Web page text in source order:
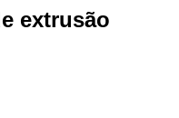
extrusão